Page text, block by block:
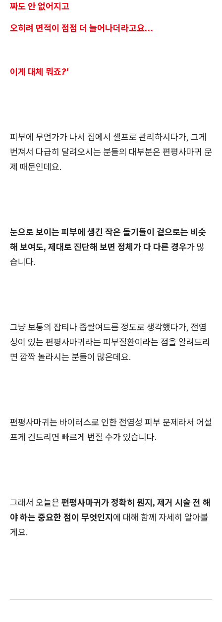
짜도 안 없어지고
오히려 면적이 점점 더 늘어나더라고요...
이게 대체 뭐죠?'
피부에 무언가가 나서 집에서 셀프로 관리하시다가, 그게
번져서 다급히 달려오시는 분들의 대부분은 편평사마귀 문
제 때문인데요.
눈으로 보이는 피부에 생긴 작은 돌기들이 겉으로는 비슷
해 보여도, 제대로 진단해 보면 정체가 다 다른 경우가 많
습니다.
그냥 보통의 잡티나 좁쌀여드름 정도로 생각했다가, 전염
성이 있는 편평사마귀라는 피부질환이라는 점을 알려드리
면 깜짝 놀라시는 분들이 많은데요.
편평사마귀는 바이러스로 인한 전염성 피부 문제라서 어설
프게 건드리면 빠르게 번질 수가 있습니다.
그래서 오늘은 편평사마귀가 정확히 뭔지, 제거 시술 전 해
야 하는 중요한 점이 무엇인지에 대해 함께 자세히 알아볼
게요.